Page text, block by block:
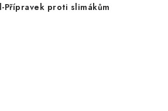
Přípravek proti slimákům